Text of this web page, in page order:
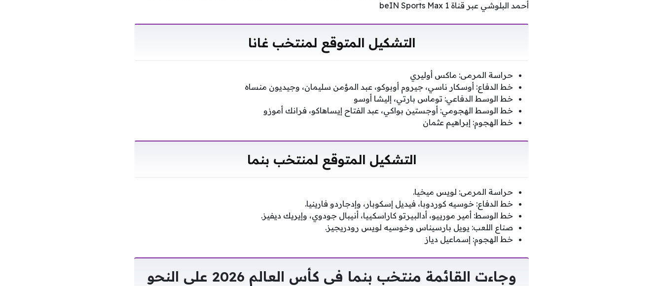
أحمد البلوشي عبر قناة beIN Sports Max 1
التشكيل المتوقع لمنتخب غانا
حراسة المرمى: ماكس أوليري
خط الدفاع: أوسكار ناسي، جيروم أوبوكو، عبد المؤمن سليمان، وجيديون منساه
خط الوسط الدفاعي: توماس بارتي، إليشا أوسو
خط الوسط الهجومي: أوجستين بواكي، عبد الفتاح إيساهاكو، فرانك أموزو
خط الهجوم: إبراهيم عثمان
التشكيل المتوقع لمنتخب بنما
حراسة المرمى: لويس ميخيا.
خط الدفاع: خوسيه كوردوبا، فيديل إسكوبار، وإدجاردو فارينيا.
خط الوسط: أمير مورييو، أدالبيرتو كاراسكييا، أنيبال جودوي، وإيريك ديفيز.
صناع اللعب: يويل بارسيناس وخوسيه لويس رودريجيز.
خط الهجوم: إسماعيل دياز
وجاءت القائمة منتخب بنما فى كأس العالم 2026 على النحو